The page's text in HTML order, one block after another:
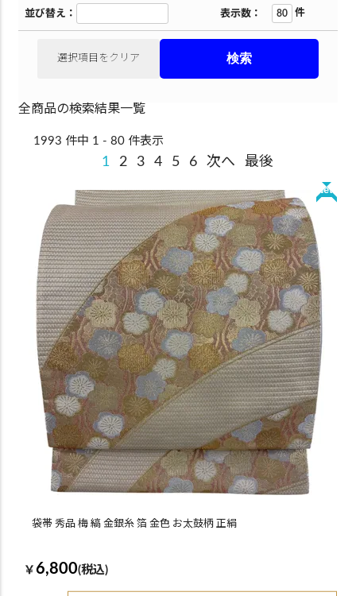
並び替え： 表示数： 件
選択項目をクリア
全商品の検索結果一覧
1993 件中 1 - 80 件表示
1 2 3 4 5 6 次へ 最後
New
袋帯 秀品 梅 縞 金銀糸 箔 金色 お太鼓柄 正絹
￥ 6,800(税込)